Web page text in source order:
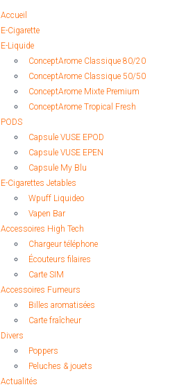
Accueil
E-Cigarette
E-Liquide
ConceptArome Classique 80/20
ConceptArome Classique 50/50
ConceptArome Mixte Premium
ConceptArome Tropical Fresh
PODS
Capsule VUSE EPOD
Capsule VUSE EPEN
Capsule My Blu
E-Cigarettes Jetables
Wpuff Liquideo
Vapen Bar
Accessoires High Tech
Chargeur téléphone
Écouteurs filaires
Carte SIM
Accessoires Fumeurs
Billes aromatisées
Carte fraîcheur
Divers
Poppers
Peluches & jouets
Actualités